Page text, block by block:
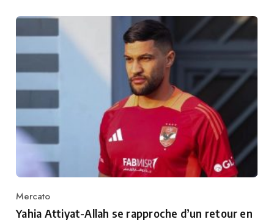
Category
Mercato
Yahia Attiyat-Allah se rapproche d’un retour en